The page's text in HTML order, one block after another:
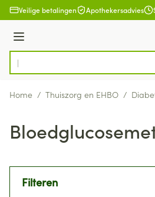
Ga naar de inhoud
Veilige betalingen Apothekersadvies
Menu
Product, merk, categorie...
Home / Thuiszorg en EHBO /
Filteren